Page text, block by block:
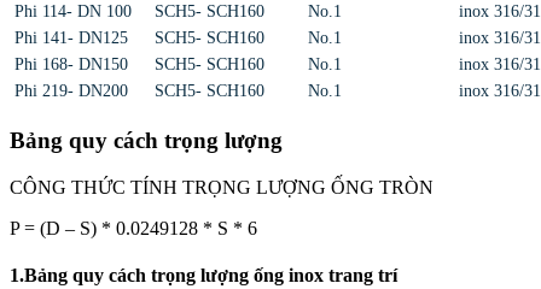
Phi 114- DN 100
SCH5- SCH160 No.1
inox 316/
Phi 141- DN125
SCH5- SCH160 No.1
inox 316/
Phi 168- DN150
SCH5- SCH160 No.1
inox 316/
Phi 219- DN200
SCH5- SCH160 No.1 inox 316/
Bảng quy cách trọng lượng
CÔNG THỨC TÍNH TRỌNG LƯỢNG ỐNG TRÒN
P = (D – S) * 0.0249128 * S * 6
1.Bảng quy cách trọng lượng ống inox trang trí